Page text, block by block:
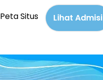
Peta Situs Lihat Admisi